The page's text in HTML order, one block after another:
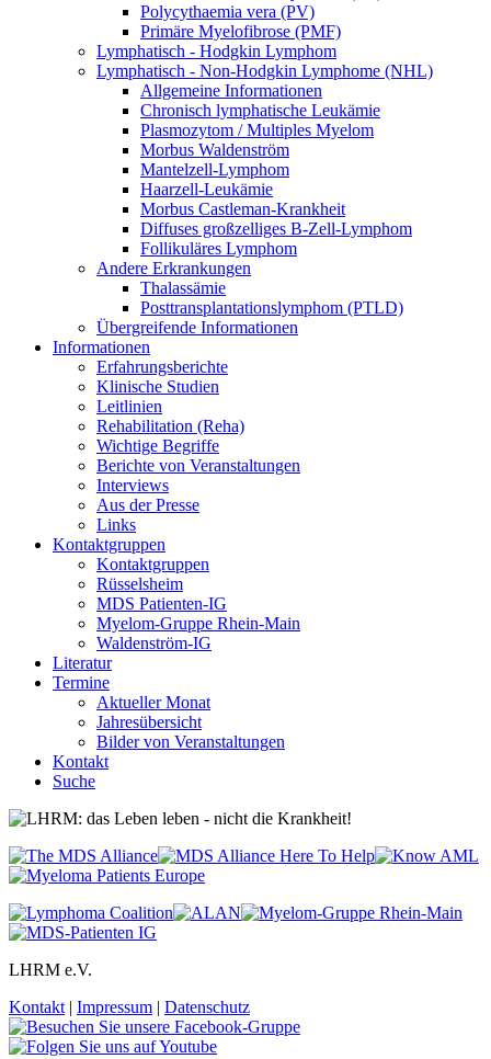
Polycythaemia vera (PV)
Primäre Myelofibrose (PMF)
Lymphatisch - Hodgkin Lymphom
Lymphatisch - Non-Hodgkin Lymphome (NHL)
Allgemeine Informationen
Chronisch lymphatische Leukämie
Plasmozytom / Multiples Myelom
Morbus Waldenström
Mantelzell-Lymphom
Haarzell-Leukämie
Morbus Castleman-Krankheit
Diffuses großzelliges B-Zell-Lymphom
Follikuläres Lymphom
Andere Erkrankungen
Thalassämie
Posttransplantationslymphom (PTLD)
Übergreifende Informationen
Informationen
Erfahrungsberichte
Klinische Studien
Leitlinien
Rehabilitation (Reha)
Wichtige Begriffe
Berichte von Veranstaltungen
Interviews
Aus der Presse
Links
Kontaktgruppen
Kontaktgruppen
Rüsselsheim
MDS Patienten-IG
Myelom-Gruppe Rhein-Main
Waldenström-IG
Literatur
Termine
Aktueller Monat
Jahresübersicht
Bilder von Veranstaltungen
Kontakt
Suche
LHRM e.V.
Kontakt | Impressum | Datenschutz